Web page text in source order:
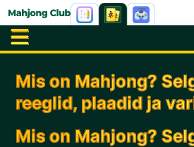
Mis on Mahjong?
reeglid, plaadid ja
Mis on Mahjong?